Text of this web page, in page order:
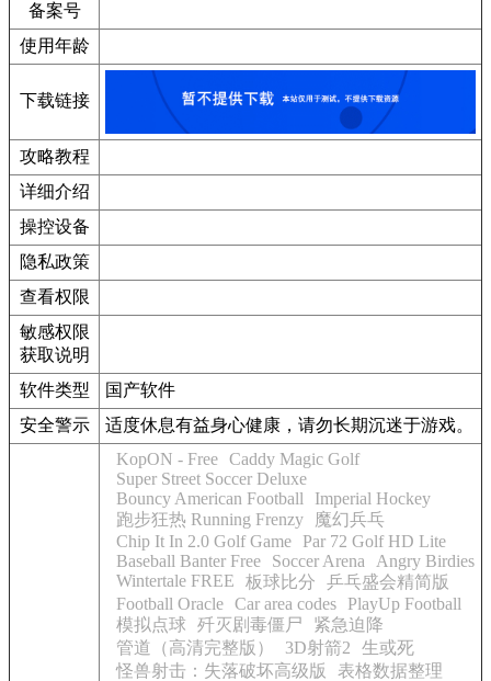
备案号
使用年龄
下载链接
攻略教程
详细介绍
操控设备
隐私政策
查看权限
敏感权限
获取说明
软件类型
国产软件
安全警示
适度休息有益身心健康，请勿长期沉迷于游戏。
KopON - Free Caddy Magic Golf
Super Street Soccer Deluxe
Bouncy American Football
Imperial Hockey
跑步狂热 Running Frenzy
魔幻兵乓
Chip It In 2.0 Golf Game
Par 72 Golf HD Lite
Baseball Banter Free
Soccer Arena
Angry Birdies
Wintertale FREE
板球比分
乒乓盛会精简版
Football Oracle Car area codes
PlayUp Football
模拟点球
歼灭剧毒僵尸
紧急迫降
管道（高清完整版）
3D射箭2
生或死
怪兽射击：失落破坏高级版
表格数据整理